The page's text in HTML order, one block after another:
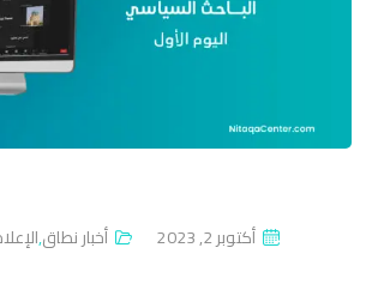
Pأكتوبر 2, 2023 أخبار نطاق,الإعلام